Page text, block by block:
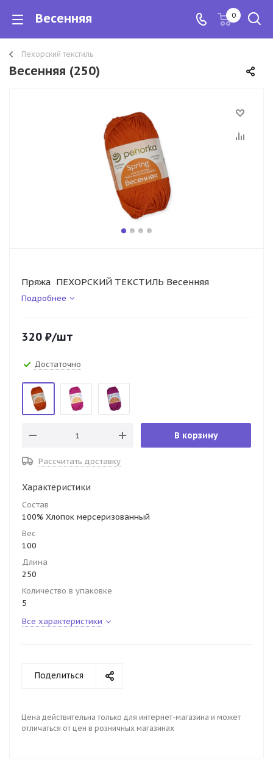
Весенняя 0
Пехорский текстиль
Весенняя (250)
Пряжа ПЕХОРСКИЙ ТЕКСТИЛЬ Весенняя
Подробнее
320 ₽/шт
Достаточно
В корзину
Рассчитать доставку
Характеристики
Состав
100% Хлопок мерсеризованный
Вес
100
Длина
250
Количество в упаковке
5
Все характеристики
Поделиться
Цена действительна только для интернет-магазина и может
отличаться от цен в розничных магазинах